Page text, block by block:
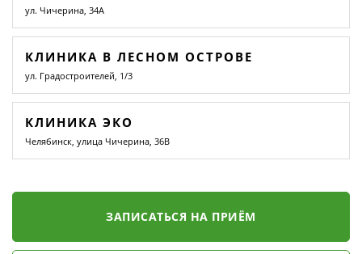
ул. Чичерина, 34А
КЛИНИКА В ЛЕСНОМ ОСТРОВЕ
ул. Градостроителей, 1/3
КЛИНИКА ЭКО
Челябинск, улица Чичерина, 36В
ЗАПИСАТЬСЯ НА ПРИЁМ